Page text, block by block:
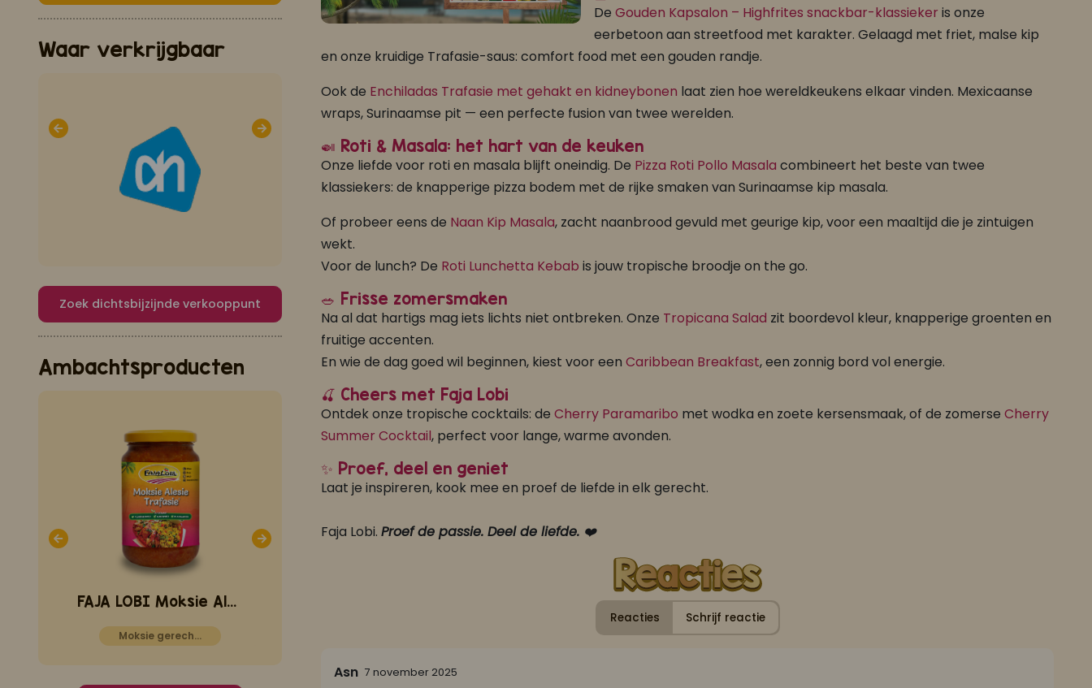
Waar verkrijgbaar
Zoek dichtsbijzijnde verkooppunt
Ambachtsproducten
FAJA LOBI Moksie Alesie Trafasie 360 ml
Moksie gerechten
FAJA LOBI Witte Bami Trafasie 360 ml
Pasta gerechten Roti gerechten
De Gouden Kapsalon – Highfrites snackbar-klassieker is onze
eerbetoon aan streetfood met karakter. Gelaagd met friet, malse kip
en onze kruidige Trafasie-saus: comfort food met een gouden randje.
Ook de Enchiladas Trafasie met gehakt en kidneybonen laat zien hoe wereldkeukens elkaar vinden. Mexicaanse
wraps, Surinaamse pit — een perfecte fusion van twee werelden.
🍛 Roti & Masala: het hart van de keuken
Onze liefde voor roti en masala blijft oneindig. De Pizza Roti Pollo Masala combineert het beste van twee
klassiekers: de knapperige pizza bodem met de rijke smaken van Surinaamse kip masala.
Of probeer eens de Naan Kip Masala, zacht naanbrood gevuld met geurige kip, voor een maaltijd die je zintuigen
wekt.
Voor de lunch? De Roti Lunchetta Kebab is jouw tropische broodje on the go.
🥗 Frisse zomersmaken
Na al dat hartigs mag iets lichts niet ontbreken. Onze Tropicana Salad zit boordevol kleur, knapperige groenten en
fruitige accenten.
En wie de dag goed wil beginnen, kiest voor een Caribbean Breakfast, een zonnig bord vol energie.
🍒 Cheers met Faja Lobi
Ontdek onze tropische cocktails: de Cherry Paramaribo met wodka en zoete kersensmaak, of de zomerse Cherry
Summer Cocktail, perfect voor lange, warme avonden.
✨ Proef, deel en geniet
Laat je inspireren, kook mee en proef de liefde in elk gerecht.
Faja Lobi. Proef de passie. Deel de liefde. ❤️
Reacties Schrijf reactie
Asn 7 november 2025